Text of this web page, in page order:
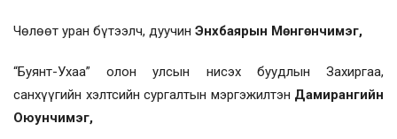
Чөлөөт уран бүтээлч, дуучин Энхбаярын Мөнгөнчимэг,
“Буянт-Ухаа” олон улсын нисэх буудлын Захиргаа,
санхүүгийн хэлтсийн сургалтын мэргэжилтэн Дамирангийн
Оюунчимэг,